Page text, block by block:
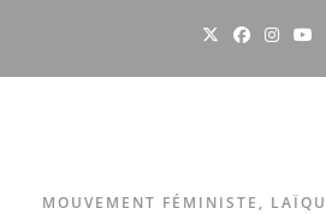
content
MOUVEMENT FÉMINISTE,